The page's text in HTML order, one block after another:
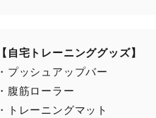
【自宅トレーニンググッズ】
・プッシュアップバー
・腹筋ローラー
・トレーニングマット